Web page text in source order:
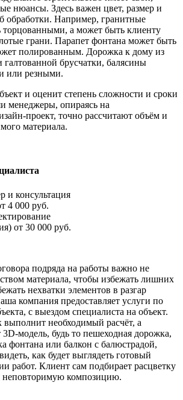
нюансы. Здесь важен цвет, размер и
обработки. Например, гранитные
торцованными, а может быть клиенту
грани. Парапет фонтана может быть
полированным. Дорожка к дому из
брусчатки, балясины
или резными.
и оценит степень сложности и сроки
менеджеры, опираясь на
проект, точно рассчитают объём и
материала.
и консультация
4 000 руб.
от 30 000 руб.
подряда на работы важно не
материала, чтобы избежать лишних
нехватки элементов в разгар
компания предоставляет услуги по
с выездом специалиста на объект.
необходимый расчёт, а
3D-модель, будь то пешеходная дорожка,
фонтана или балкон с балюстрадой,
как будет выглядеть готовый
работ. Клиент сам подбирает расцветку
неповторимую композицию.